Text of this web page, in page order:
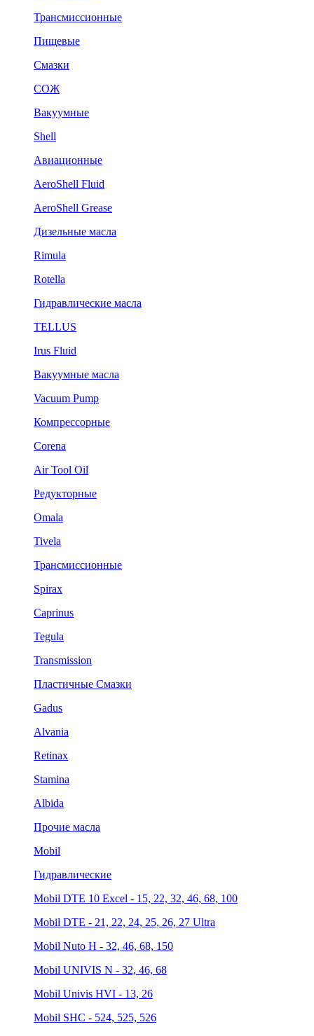
Трансмиссионные
Пищевые
Смазки
СОЖ
Вакуумные
Shell
Авиационные
AeroShell Fluid
AeroShell Grease
Дизельные масла
Rimula
Rotella
Гидравлические масла
TELLUS
Irus Fluid
Вакуумные масла
Vacuum Pump
Компрессорные
Corena
Air Tool Oil
Редукторные
Omala
Tivela
Трансмиссионные
Spirax
Caprinus
Tegula
Transmission
Пластичные Смазки
Gadus
Alvania
Retinax
Stamina
Albida
Прочие масла
Mobil
Гидравлические
Mobil DTE 10 Excel - 15, 22, 32, 46, 68, 100
Mobil DTE - 21, 22, 24, 25, 26, 27 Ultra
Mobil Nuto H - 32, 46, 68, 150
Mobil UNIVIS N - 32, 46, 68
Mobil Univis HVI - 13, 26
Mobil SHC - 524, 525, 526